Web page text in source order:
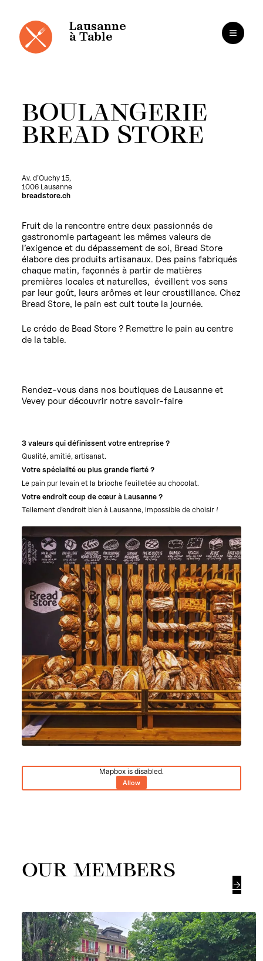
Lausanne
à Table
BOULANGERIE
BREAD STORE
Av. d’Ouchy 15,
1006 Lausanne
breadstore.ch
Fruit de la rencontre entre deux passionnés de
gastronomie partageant les mêmes valeurs de
l’exigence et du dépassement de soi, Bread Store
élabore des produits artisanaux. Des pains fabriqués
chaque matin, façonnés à partir de matières
premières locales et naturelles, éveillent vos sens
par leur goût, leurs arômes et leur croustillance. Chez
Bread Store, le pain est cuit toute la journée.
Le crédo de Bead Store ? Remettre le pain au centre
de la table.
Rendez-vous dans nos boutiques de Lausanne et
Vevey pour découvrir notre savoir-faire
3 valeurs qui définissent votre entreprise ?
Qualité, amitié, artisanat.
Votre spécialité ou plus grande fierté ?
Le pain pur levain et la brioche feuilletée au chocolat.
Votre endroit coup de cœur à Lausanne ?
Tellement d’endroit bien à Lausanne, impossible de choisir !
Mapbox is disabled.
Allow
OUR MEMBERS
